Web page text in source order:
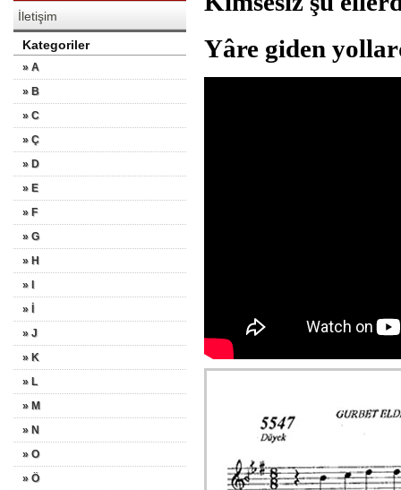
İletişim
Kategoriler
» A
» B
» C
» Ç
» D
» E
» F
» G
» H
» I
» İ
» J
» K
» L
» M
» N
» O
» Ö
Yâre giden